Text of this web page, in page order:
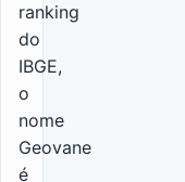
ranking
do
IBGE,
o
nome
Geovane
é